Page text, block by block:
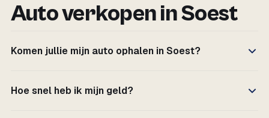
Auto verkopen in Soest
Komen jullie mijn auto ophalen in Soest?
Hoe snel heb ik mijn geld?